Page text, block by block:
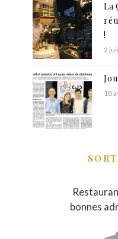
La
!
2
18
bonnes